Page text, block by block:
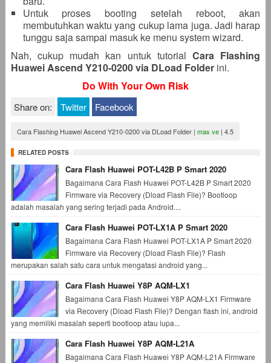
Untuk proses booting setelah reboot, akan
membutuhkan waktu yang cukup lama juga. Jadi harap
tunggu saja sampai masuk ke menu system wizard.
Nah, cukup mudah kan untuk tutorialCara Flashing
Huawei Ascend Y210-0200 via DLoad Folderini.
Do With Your Own Risk
Share on: Twitter Facebook
Cara Flashing Huawei Ascend Y210-0200 via DLoad Folder| mas ve | 4.5
RELATED POSTS
Cara Flash Huawei POT-L42B P Smart 2020
Bagaimana Cara Flash Huawei POT-L42B P Smart 2020
Firmware via Recovery (Dload Flash File)? Bootloop
adalah masalah yang sering terjadi pada Android....
Cara Flash Huawei POT-LX1A P Smart 2020
Bagaimana Cara Flash Huawei POT-LX1A P Smart 2020
Firmware via Recovery (Dload Flash File)? Flash
merupakan salah satu cara untuk mengatasi android yang...
Cara Flash Huawei Y8P AQM-LX1
Bagaimana Cara Flash Huawei Y8P AQM-LX1 Firmware
via Recovery (Dload Flash File)? Dengan flash ini, android
yang memiliki masalah seperti bootloop atau lupa...
Cara Flash Huawei Y8P AQM-L21A
Bagaimana Cara Flash Huawei Y8P AQM-L21A Firmware